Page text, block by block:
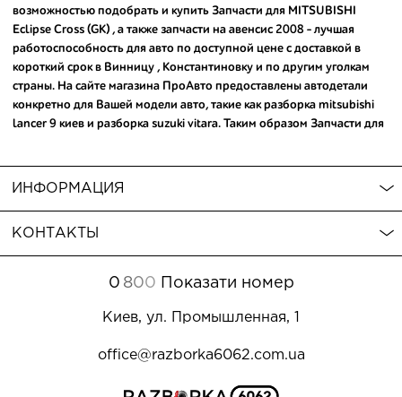
возможностью подобрать и купить Запчасти для MITSUBISHI
Eclipse Cross (GK) , а также запчасти на авенсис 2008 - лучшая
работоспособность для авто по доступной цене с доставкой в
короткий срок в Винницу , Константиновку и по другим уголкам
страны. На сайте магазина ПроАвто предоставлены автодетали
конкретно для Вашей модели авто, такие какразборка mitsubishi
lancer 9 киев и разборка suzuki vitara. Таким образом Запчасти для
Обратите внимание - среди товаров для авто У Вас есть
купить запчасти ниссан примера р12
подобрать запчасти и ответим на все возникающие вопросы.
ИНФОРМАЦИЯ
КОНТАКТЫ
0 800 Показати номер
Киев, ул. Промышленная, 1
office@razborka6062.com.ua